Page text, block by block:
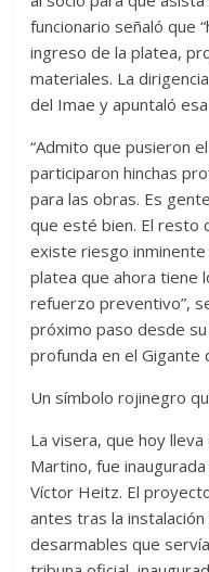
funcionario señaló que
ingreso de la platea,
materiales. La
del Imae y apuntaló
“Admito que pusieron
participaron hinchas
para las obras. Es
que esté bien. El resto
existe riesgo inminente
platea que ahora tiene
refuerzo preventivo”,
próximo paso desde
profunda en el Gigante
Un símbolo rojinegro
La visera, que hoy
Martino, fue
Víctor Heitz. El
antes tras la
desarmables que